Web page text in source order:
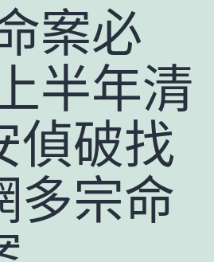
案必
半年清
偵破找
多宗命